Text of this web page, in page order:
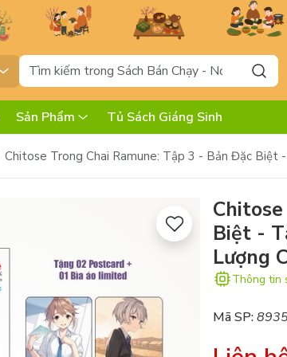
Sản Phẩm Tủ Sách Giáng Sinh
Chitose Trong Chai Ramune: Tập 3 - Bản Đặc
Biệt -
Lượng
Thông tin
Mã SP: